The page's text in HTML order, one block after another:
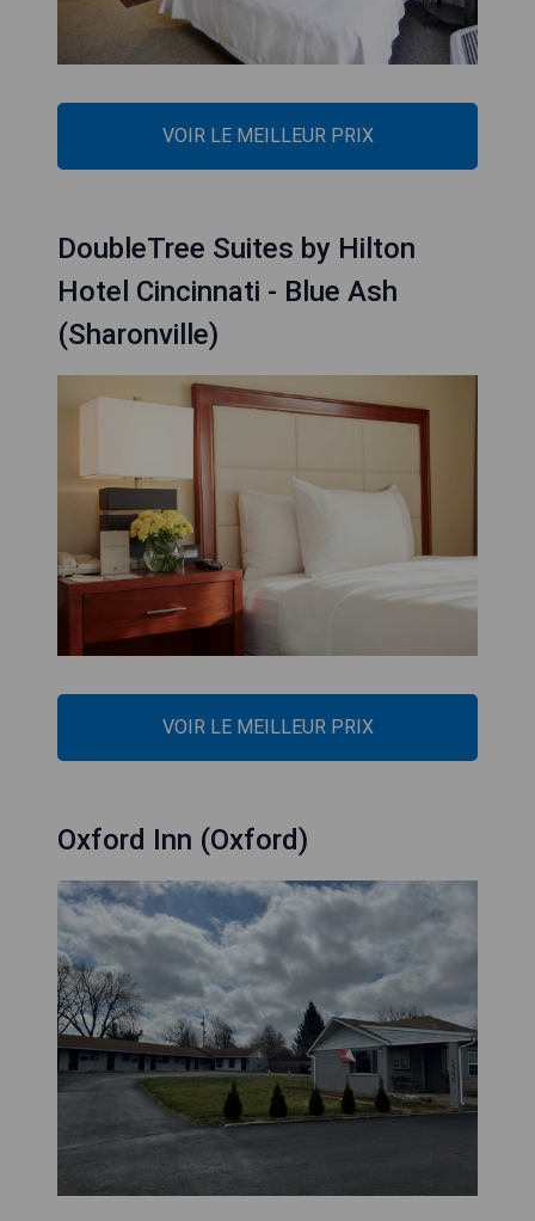
VOIR LE MEILLEUR PRIX
DoubleTree Suites by Hilton
Hotel Cincinnati - Blue Ash
(Sharonville)
VOIR LE MEILLEUR PRIX
Oxford Inn (Oxford)